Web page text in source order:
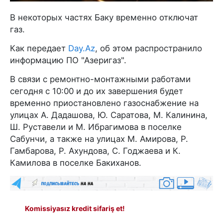
В некоторых частях Баку временно отключат
газ.
Как передает Day.Az, об этом распространило
информацию ПО "Азеригаз".
В связи с ремонтно-монтажными работами
сегодня с 10:00 и до их завершения будет
временно приостановлено газоснабжение на
улицах А. Дадашова, Ю. Саратова, М. Калинина,
Ш. Руставели и М. Ибрагимова в поселке
Сабунчи, а также на улицах М. Амирова, Р.
Гамбарова, Р. Ахундова, С. Годжаева и К.
Камилова в поселке Бакиханов.
Komissiyasız kredit sifariş et!